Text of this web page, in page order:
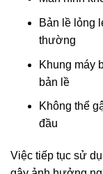
Bản lề lỏng
thường
Khung máy
bản lề
Không thể
đầu
Việc tiếp tục sử